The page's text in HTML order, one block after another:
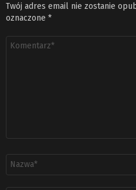
Twój adres email nie zostanie
oznaczone *